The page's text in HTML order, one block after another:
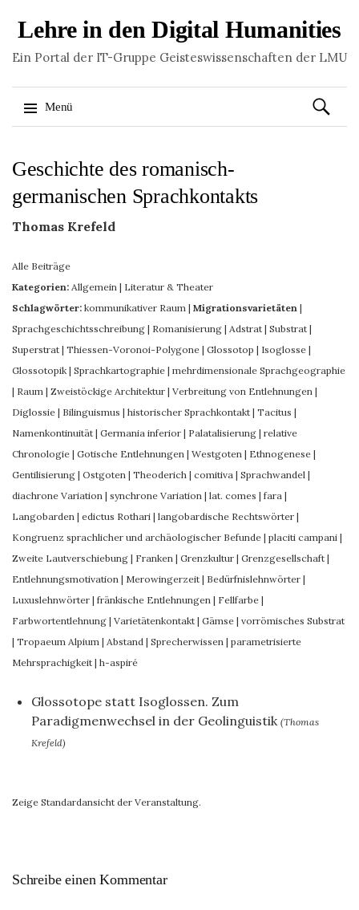
Lehre in den Digital Humanities
Ein Portal der IT-Gruppe Geisteswissenschaften der LMU
Menü
zum
Suchen
nach:
Geschichte des romanisch-
germanischen Sprachkontakts
Thomas Krefeld
Alle Beiträge
Kategorien: Allgemein | Literatur & Theater
Schlagwörter: kommunikativer Raum | Migrationsvarietäten |
Sprachgeschichtsschreibung | Romanisierung | Adstrat | Substrat |
Superstrat | Thiessen-Voronoi-Polygone | Glossotop | Isoglosse |
Glossotopik | Sprachkartographie | mehrdimensionale Sprachgeographie
| Raum | Zweistöckige Architektur | Verbreitung von Entlehnungen |
Diglossie | Bilinguismus | historischer Sprachkontakt | Tacitus |
Namenkontinuität | Germania inferior | Palatalisierung | relative
Chronologie | Gotische Entlehnungen | Westgoten | Ethnogenese |
Gentilisierung | Ostgoten | Theoderich | comitiva | Sprachwandel |
diachrone Variation | synchrone Variation | lat. comes | fara |
Langobarden | edictus Rothari | langobardische Rechtswörter |
Kongruenz sprachlicher und archäologischer Befunde | placiti campani |
Zweite Lautverschiebung | Franken | Grenzkultur | Grenzgesellschaft |
Entlehnungsmotivation | Merowingerzeit | Bedürfnislehnwörter |
Luxuslehnwörter | fränkische Entlehnungen | Fellfarbe |
Farbwortentlehnung | Varietätenkontakt | Gämse | vorrömisches Substrat
| Tropaeum Alpium | Abstand | Sprecherwissen | parametrisierte
Mehrsprachigkeit | h-aspiré
Glossotope statt Isoglossen. Zum
Paradigmenwechsel in der Geolinguistik (Thomas
Krefeld)
Zeige Standardansicht der Veranstaltung.
Schreibe einen Kommentar